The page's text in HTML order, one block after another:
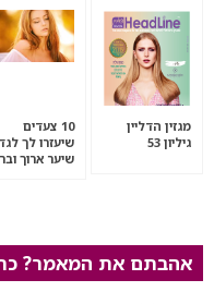
מגזין הדליין
גיליון 53
10 צעדים
שיעזרו לך
שיער ארוך
אהבתם את המאמר?